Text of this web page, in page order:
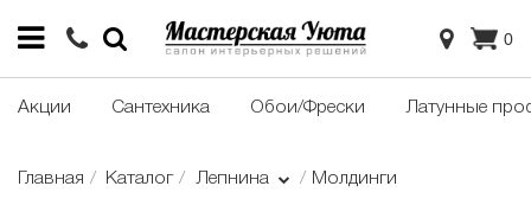
0
Акции Сантехника Обои/Фрески Латунные
Главная Каталог Лепнина Молдинги